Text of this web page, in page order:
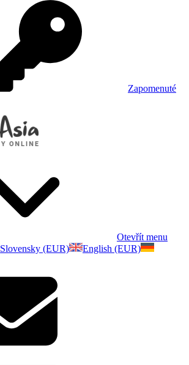
Zapomenuté
Otevřít menu
Slovensky (EUR)
English (EUR)